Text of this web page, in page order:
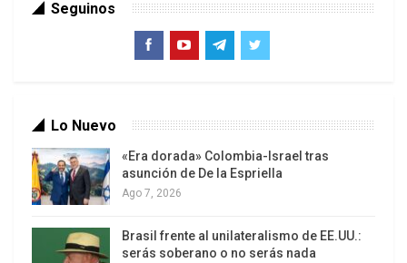
medio de una fuerte disputa política entre Lula y el
bolsonarismo. La misma representa un
región, situando a las facciones brasileñas al
Qaeda o el Estado Islámico.
Seguinos
Lo Nuevo
«Era dorada» Colombia-Israel tras
asunción de De la Espriella
Ago 7, 2026
Brasil frente al unilateralismo de EE.UU.:
serás soberano o no serás nada